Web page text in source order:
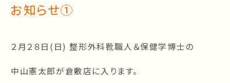
お知らせ①
２月２８日(日) 整形外科靴職人＆保健学博士の
中山憲太郎が倉敷店に入ります。